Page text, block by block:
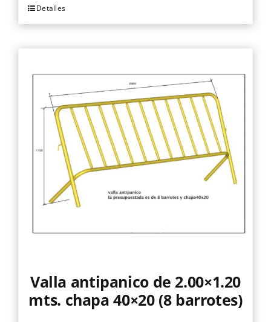
Detalles
Valla antipanico de 2.00×1.20
mts. chapa 40×20 (8 barrotes)